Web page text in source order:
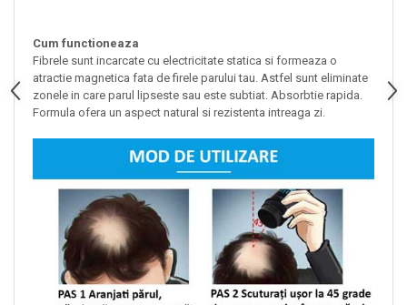
Cum functioneaza
Fibrele sunt incarcate cu electricitate statica si formeaza o
atractie magnetica fata de firele parului tau. Astfel sunt eliminate
zonele in care parul lipseste sau este subtiat. Absorbtie rapida.
Formula ofera un aspect natural si rezistenta intreaga zi.